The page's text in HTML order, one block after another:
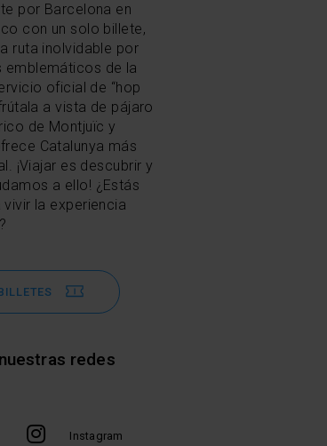
por Barcelona en
con un solo billete,
ruta inolvidable por
emblemáticos de la
oficial de “hop
a vista de pájaro
de Montjuïc y
Catalunya más
¡Viajar es descubrir y
a ello! ¿Estás
la experiencia
redes
Instagram